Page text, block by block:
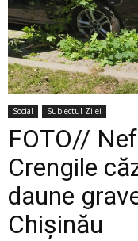
Social Subiectul Zilei
FOTO//
Crengile
daune
Chișinău